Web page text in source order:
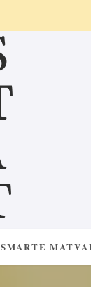
SMARTE